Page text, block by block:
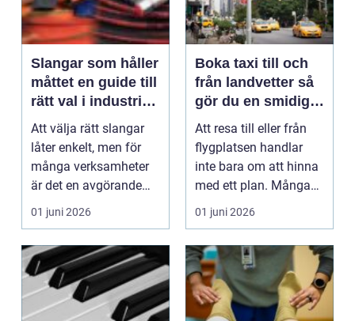
Slangar som håller
måttet en guide till
rätt val i industri
och vardag
Att välja rätt slangar
låter enkelt, men för
många verksamheter
är det en avgörande
fråga för både s...
01 juni 2026
Boka taxi till och
från landvetter så
gör du en smidig
och trygg resa
Att resa till eller från
flygplatsen handlar
inte bara om att hinna
med ett plan. Många
vill resa be...
01 juni 2026